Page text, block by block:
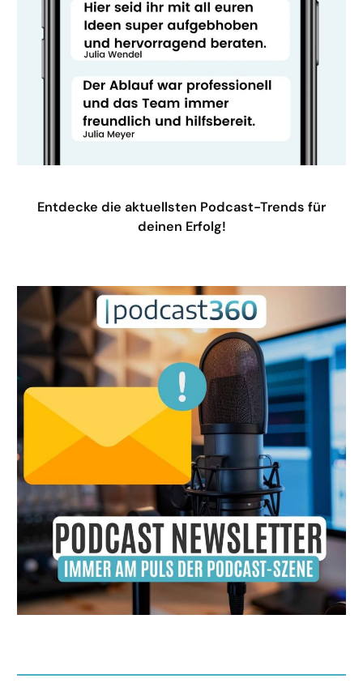
Entdecke die aktuellsten Podcast-Trends für
deinen Erfolg!